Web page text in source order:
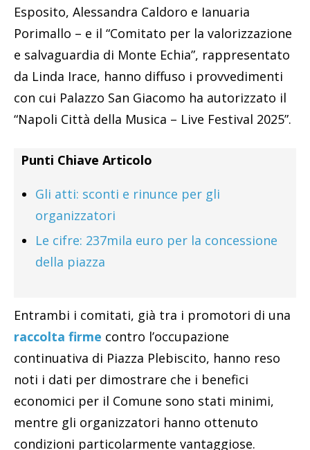
Esposito, Alessandra Caldoro e Ianuaria
Porimallo – e il “Comitato per la valorizzazione
e salvaguardia di Monte Echia”, rappresentato
da Linda Irace, hanno diffuso i provvedimenti
con cui Palazzo San Giacomo ha autorizzato il
“Napoli Città della Musica – Live Festival 2025”.
Punti Chiave Articolo
Gli atti: sconti e rinunce per gli
organizzatori
Le cifre: 237mila euro per la concessione
della piazza
Entrambi i comitati, già tra i promotori di una
raccolta firme contro l’occupazione
continuativa di Piazza Plebiscito, hanno reso
noti i dati per dimostrare che i benefici
economici per il Comune sono stati minimi,
mentre gli organizzatori hanno ottenuto
condizioni particolarmente vantaggiose.